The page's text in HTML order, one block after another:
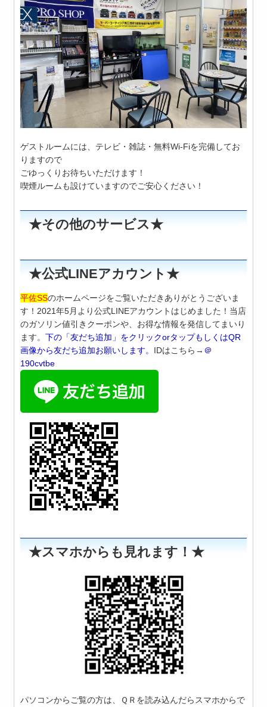
ゲストルームには、テレビ・雑誌・無料Wi-Fiを完備してお
りますので
ごゆっくりお待ちいただけます！
喫煙ルームも設けていますのでご安心ください！
★その他のサービス★
★公式LINEアカウント★
平佐SSのホームページをご覧いただきありがとうございま
す！2021年5月より公式LINEアカウントはじめました！当店
のガソリン値引きクーポンや、お得な情報を発信してまいり
ます。下の「友だち追加」をクリックorタップもしくはQR
画像から友だち追加お願いします。 IDはこちら→ ＠
190cvtbe
★スマホからも見れます！★
パソコンからご覧の方は、ＱＲを読み込んだらスマホからで